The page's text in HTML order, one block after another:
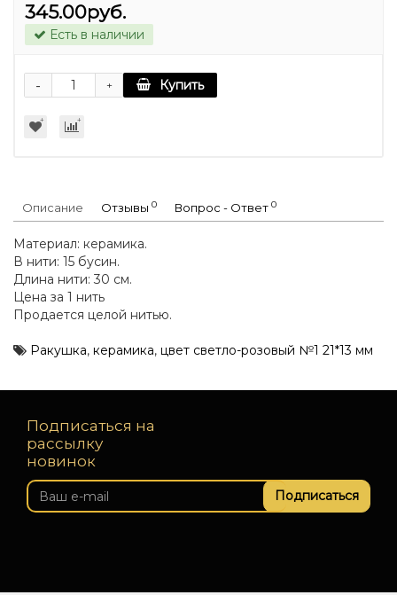
345.00руб.
Есть в наличии
+
- Купить
Описание Отзывы 0 Вопрос - Ответ 0
Материал: керамика.
В нити: 15 бусин.
Длина нити: 30 см.
Цена за 1 нить
Продается целой нитью.
Ракушка, керамика, цвет светло-розовый №1 21*13 мм
Подписаться на
рассылку
новинок
Подписаться